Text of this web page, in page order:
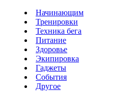
Начинающим
Тренировки
Техника бега
Питание
Здоровье
Экипировка
Гаджеты
События
Другое